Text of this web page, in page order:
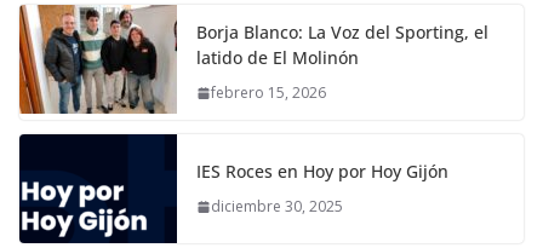
Borja Blanco: La Voz del Sporting, el
latido de El Molinón
febrero 15, 2026
IES Roces en Hoy por Hoy Gijón
diciembre 30, 2025